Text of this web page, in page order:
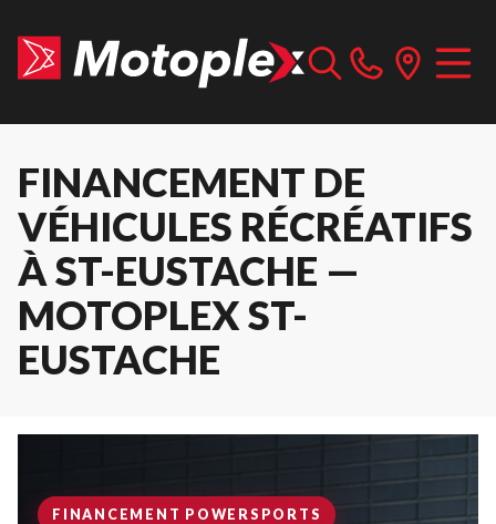
FINANCEMENT DE
VÉHICULES RÉCRÉATIFS
À ST-EUSTACHE —
MOTOPLEX ST-
EUSTACHE
FINANCEMENT POWERSPORTS